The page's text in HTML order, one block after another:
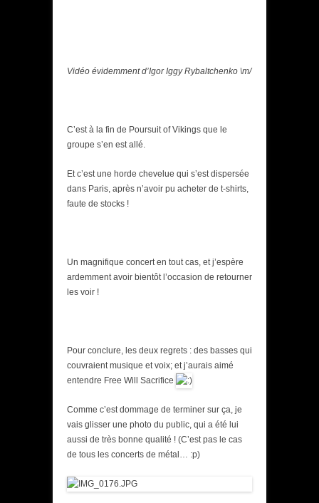
Vidéo évidemment d’Igor Iggy Rybaltchenko \m/
C’est à la fin de Poursuit of Vikings que le
groupe s’en est allé.
Et c’est une horde chevelue qui s’est dispersée
dans Paris, après n’avoir pu acheter de t-shirts,
faute de stocks !
Un magnifique concert en tout cas, et j’espère
ardemment avoir bientôt l’occasion de retourner
les voir !
Pour conclure, les deux regrets : des basses qui
couvraient musique et voix; et j’aurais aimé
entendre Free Will Sacrifice
Comme c’est dommage de terminer sur ça, je
vais glisser une photo du public, qui a été lui
aussi de très bonne qualité ! (C’est pas le cas
de tous les concerts de métal… :p)